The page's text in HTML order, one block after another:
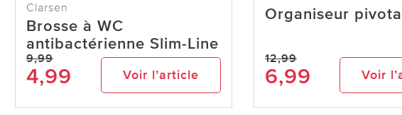
Clarsen
Brosse à WC
antibactérienne Slim-Line
9,99
4,99 Voir l’article
Organiseur
12,99
6,99 Voir